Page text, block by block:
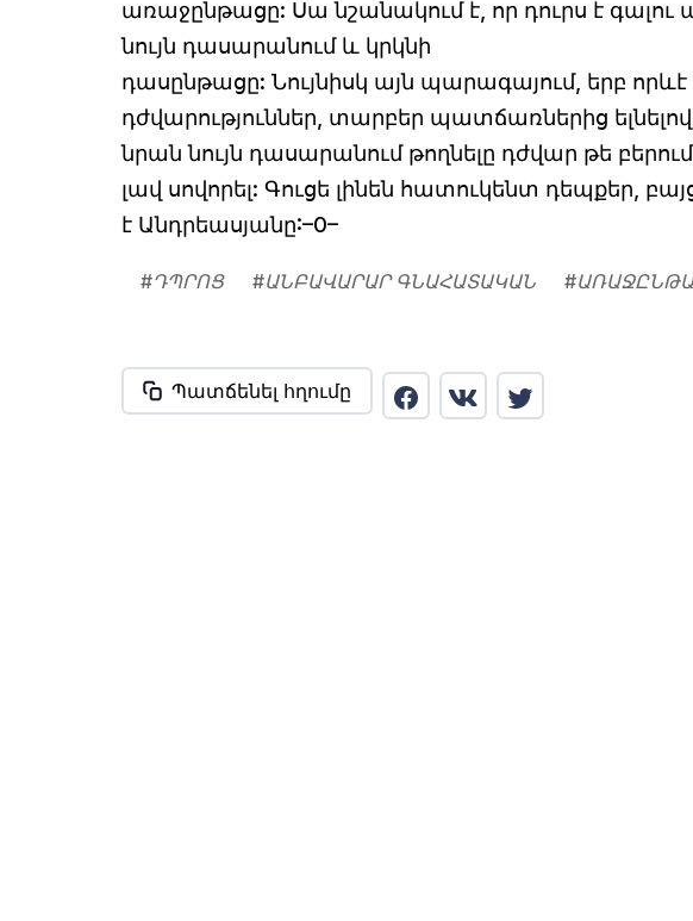
առաջընթացը: Սա նշանակում է, որ դուրս է գալու
նույն դասարանում և կրկնի
դասընթացը: Նույնիսկ այն պարագայում, երբ որևէ
դժվարություններ, տարբեր պատճառներից
նրան նույն դասարանում թողնելը դժվար թե
լավ սովորել: Գուցե լինեն հատուկենտ դեպքեր,
է Անդրեասյանը:–0–
#ԴՊՐՈՑ #ԱՆԲԱՎԱՐԱՐ ԳՆԱՀԱՏԱԿԱՆ #
Պատճենել հղումը